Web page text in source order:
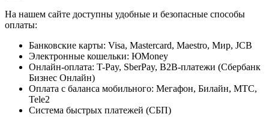
На нашем сайте доступны удобные и безопасные способы
оплаты:
Банковские карты: Visa, Mastercard, Maestro, Мир, JCB
Электронные кошельки: ЮMoney
Онлайн-оплата: T-Pay, SberPay, B2B-платежи (Сбербанк
Бизнес Онлайн)
Оплата с баланса мобильного: Мегафон, Билайн, МТС,
Tele2
Система быстрых платежей (СБП)